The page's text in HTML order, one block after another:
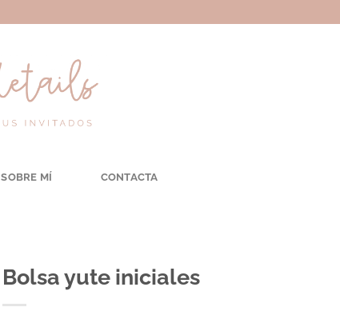
SOBRE MÍ CONTACTA
Bolsa yute iniciales